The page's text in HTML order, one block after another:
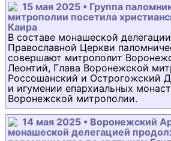
15 мая 2025 • Группа
митрополии посетила
Каира
В составе монашеской
Православной Церкви
совершают митрополит
Леонтий, Глава Воронежской
Россошанский и Острогожский
и игумении епархиальных
Воронежской митрополии.
14 мая 2025 • Воронежский
монашеской делегацией